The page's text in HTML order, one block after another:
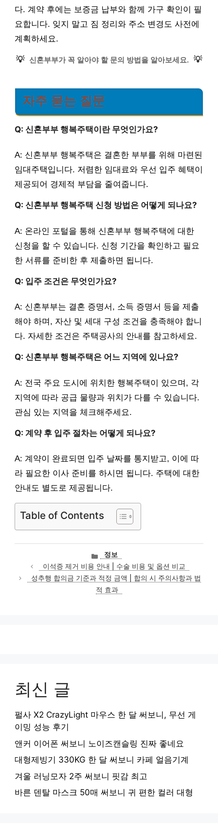
다. 계약 후에는 보증금 납부와 함께 가구 확인이 필
요합니다. 잊지 말고 짐 정리와 주소 변경도 사전에
계획하세요.
💡 신혼부부가 꼭 알아야 할 문의 방법을 알아보세요. 💡
자주 묻는 질문
Q: 신혼부부 행복주택이란 무엇인가요?
A: 신혼부부 행복주택은 결혼한 부부를 위해 마련된
임대주택입니다. 저렴한 임대료와 우선 입주 혜택이
제공되어 경제적 부담을 줄여줍니다.
Q: 신혼부부 행복주택 신청 방법은 어떻게 되나요?
A: 온라인 포털을 통해 신혼부부 행복주택에 대한
신청을 할 수 있습니다. 신청 기간을 확인하고 필요
한 서류를 준비한 후 제출하면 됩니다.
Q: 입주 조건은 무엇인가요?
A: 신혼부부는 결혼 증명서, 소득 증명서 등을 제출
해야 하며, 자산 및 세대 구성 조건을 충족해야 합니
다. 자세한 조건은 주택공사의 안내를 참고하세요.
Q: 신혼부부 행복주택은 어느 지역에 있나요?
A: 전국 주요 도시에 위치한 행복주택이 있으며, 각
지역에 따라 공급 물량과 위치가 다를 수 있습니다.
관심 있는 지역을 체크해주세요.
Q: 계약 후 입주 절차는 어떻게 되나요?
A: 계약이 완료되면 입주 날짜를 통지받고, 이에 따
라 필요한 이사 준비를 하시면 됩니다. 주택에 대한
안내도 별도로 제공됩니다.
Table of Contents
카
테
고
리
정보
이석증 제거 비용 안내 | 수술 비용 및 옵션 비교
성추행 합의금 기준과 적정 금액 | 합의 시 주의사항과 법
적 효과
최신 글
펄사 X2 CrazyLight 마우스 한 달 써보니, 무선 게
이밍 성능 후기
앤커 이어폰 써보니 노이즈캔슬링 진짜 좋네요
대형제빙기 330KG 한 달 써보니 카페 얼음기계
겨울 러닝모자 2주 써보니 핏감 최고
바른 덴탈 마스크 50매 써보니 귀 편한 컬러 대형